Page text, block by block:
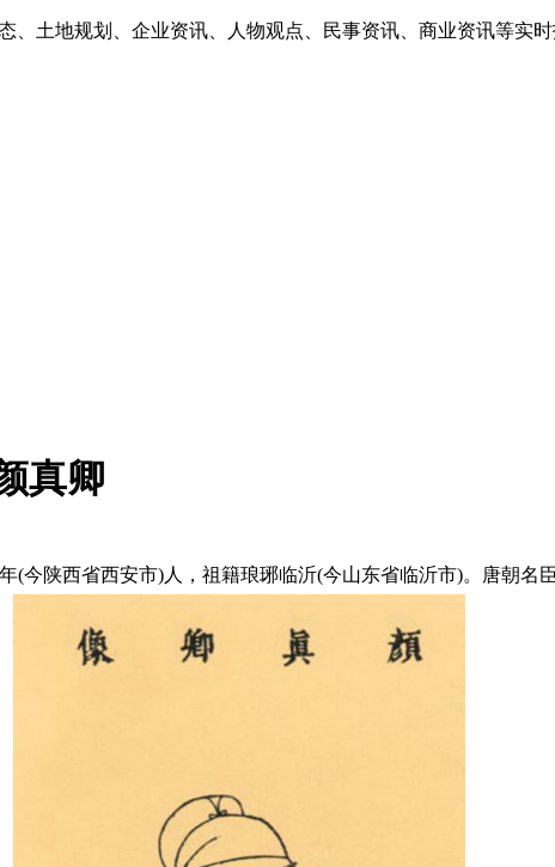
土地规划、企业资讯、人物观点、民事资讯、商业资讯等实
真卿
(今陕西省西安市)人，祖籍琅琊临沂(今山东省临沂市)。唐朝名